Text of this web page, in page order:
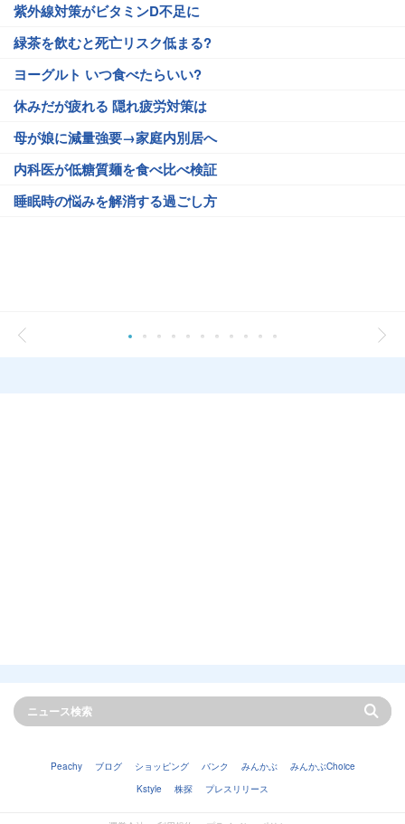
紫外線対策がビタミンD不足に
緑茶を飲むと死亡リスク低まる?
ヨーグルト いつ食べたらいい?
休みだが疲れる 隠れ疲労対策は
母が娘に減量強要→家庭内別居へ
内科医が低糖質麺を食べ比べ検証
睡眠時の悩みを解消する過ごし方
Peachy ブログ ショッピング バンク みんかぶ
みんかぶChoice
Kstyle
株探 プレスリリース